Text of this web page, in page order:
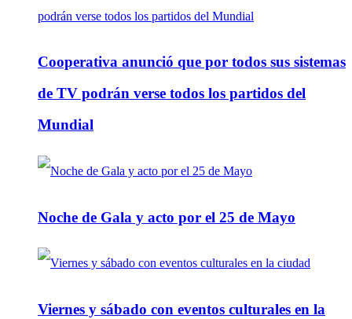
Cooperativa anunció que por todos sus sistemas
de TV podrán verse todos los partidos del
Mundial
Noche de Gala y acto por el 25 de Mayo
Viernes y sábado con eventos culturales en la